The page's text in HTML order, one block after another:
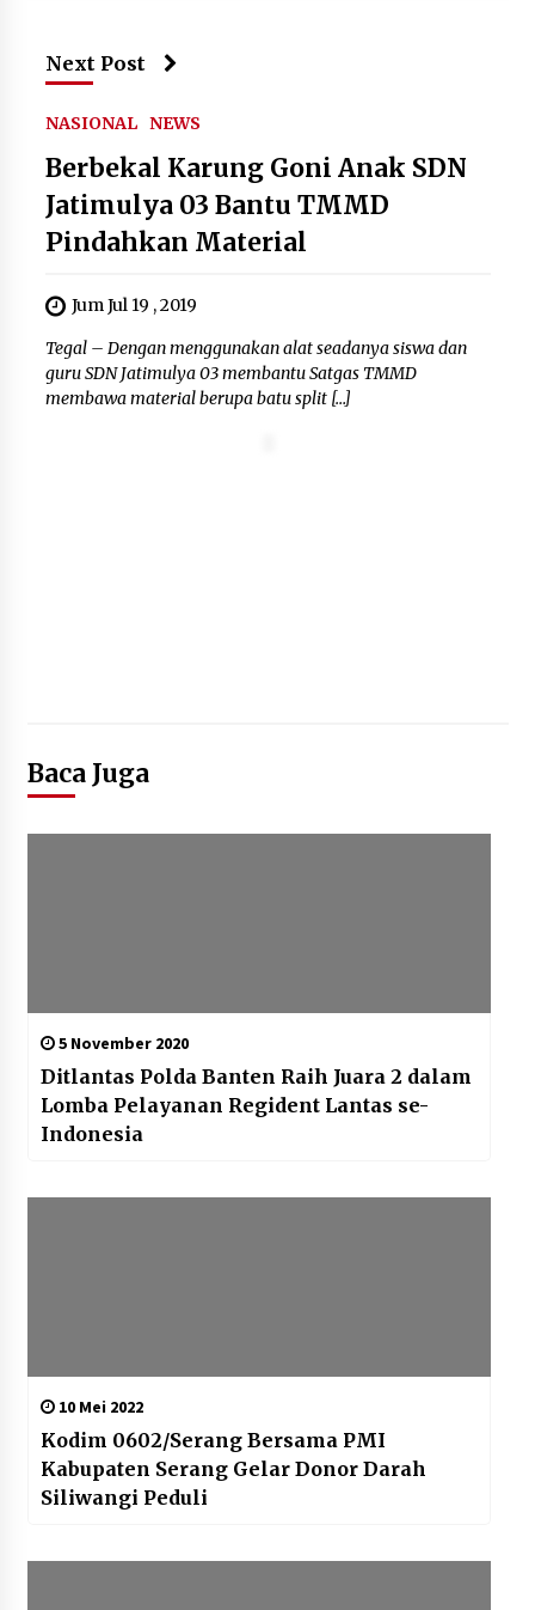
Kebakaran Akibat Fenomena El Niño
Pemkot Cilegon Sampaikan
Pendapatan Ditarget Rp2,03 Triliun
Next Post
NASIONAL NEWS
Berbekal Karung Goni Anak SDN
Jatimulya 03 Bantu TMMD
Pindahkan Material
Jum Jul 19 , 2019
Tegal – Dengan menggunakan alat seadanya siswa dan
guru SDN Jatimulya 03 membantu Satgas TMMD
membawa material berupa batu split […]
Baca Juga
5 November 2020
Ditlantas Polda Banten Raih Juara 2 dalam
Lomba Pelayanan Regident Lantas se-
Indonesia
10 Mei 2022
Kodim 0602/Serang Bersama PMI
Kabupaten Serang Gelar Donor Darah
Siliwangi Peduli